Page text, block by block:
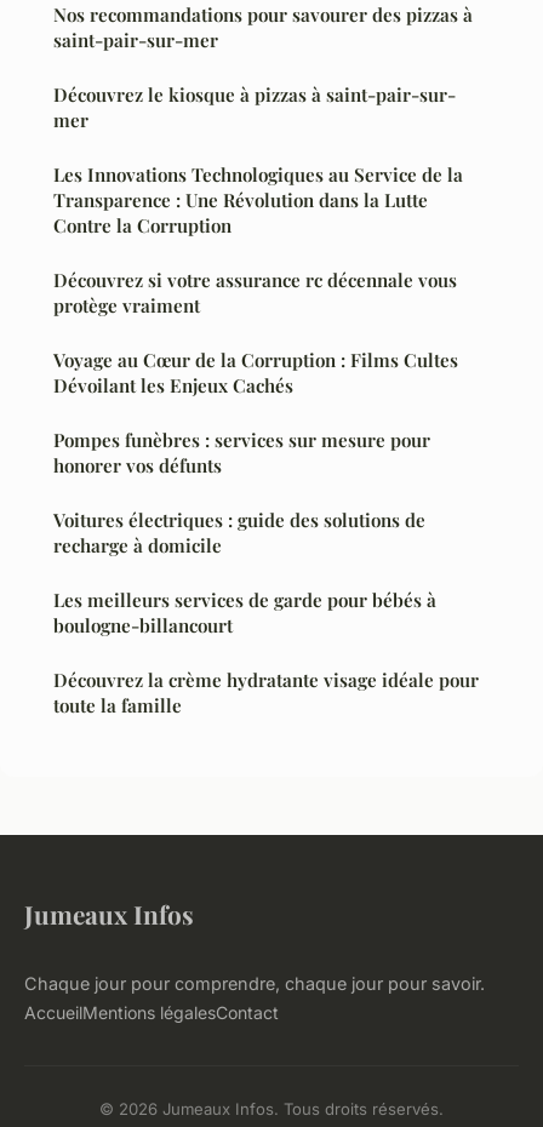
Nos recommandations pour savourer des pizzas à
saint-pair-sur-mer
Découvrez le kiosque à pizzas à saint-pair-sur-
mer
Les Innovations Technologiques au Service de la
Transparence : Une Révolution dans la Lutte
Contre la Corruption
Découvrez si votre assurance rc décennale vous
protège vraiment
Voyage au Cœur de la Corruption : Films Cultes
Dévoilant les Enjeux Cachés
Pompes funèbres : services sur mesure pour
honorer vos défunts
Voitures électriques : guide des solutions de
recharge à domicile
Les meilleurs services de garde pour bébés à
boulogne-billancourt
Découvrez la crème hydratante visage idéale pour
toute la famille
Jumeaux Infos
Chaque jour pour comprendre, chaque jour pour savoir.
AccueilMentions légalesContact
© 2026 Jumeaux Infos. Tous droits réservés.